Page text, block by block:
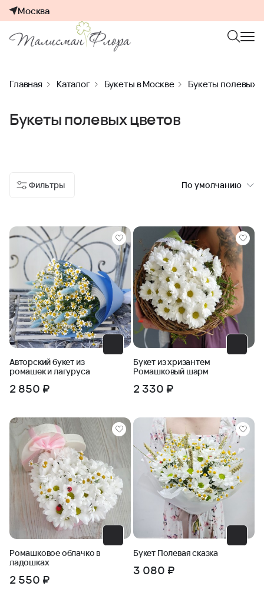
Москва
Главная Каталог Букеты в Москве Букеты полевых
Букеты полевых цветов
Фильтры По умолчанию
Авторский букет из
ромашек и лагуруса
2 850 ₽
Букет из хризантем
Ромашковый шарм
2 330 ₽
Ромашковое облачко в
ладошках
2 550 ₽
Букет Полевая сказка
3 080 ₽